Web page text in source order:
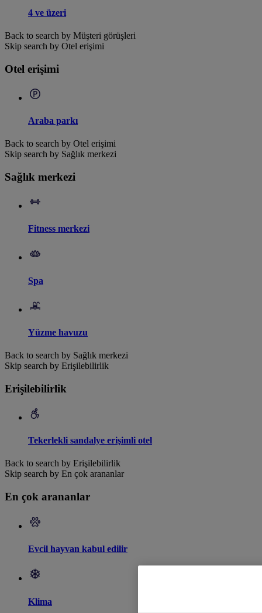
4 ve üzeri
Back to search by Müşteri görüşleri
Skip search by Otel erişimi
Otel erişimi
Araba parkı
Back to search by Otel erişimi
Skip search by Sağlık merkezi
Sağlık merkezi
Fitness merkezi
Spa
Yüzme havuzu
Back to search by Sağlık merkezi
Skip search by Erişilebilirlik
Erişilebilirlik
Tekerlekli sandalye erişimli otel
Back to search by Erişilebilirlik
Skip search by En çok arananlar
En çok arananlar
Evcil hayvan kabul edilir
Klima